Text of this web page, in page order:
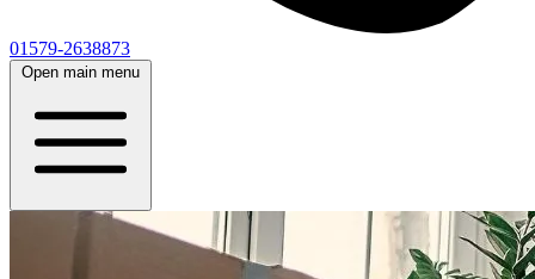
01579-2638873
Open main menu